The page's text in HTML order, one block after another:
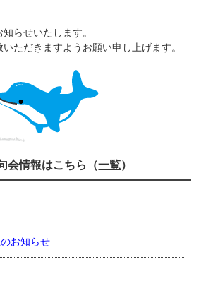
らせいたします。
ただきますようお願い申し上げます。
会情報はこちら（一覧）
お知らせ